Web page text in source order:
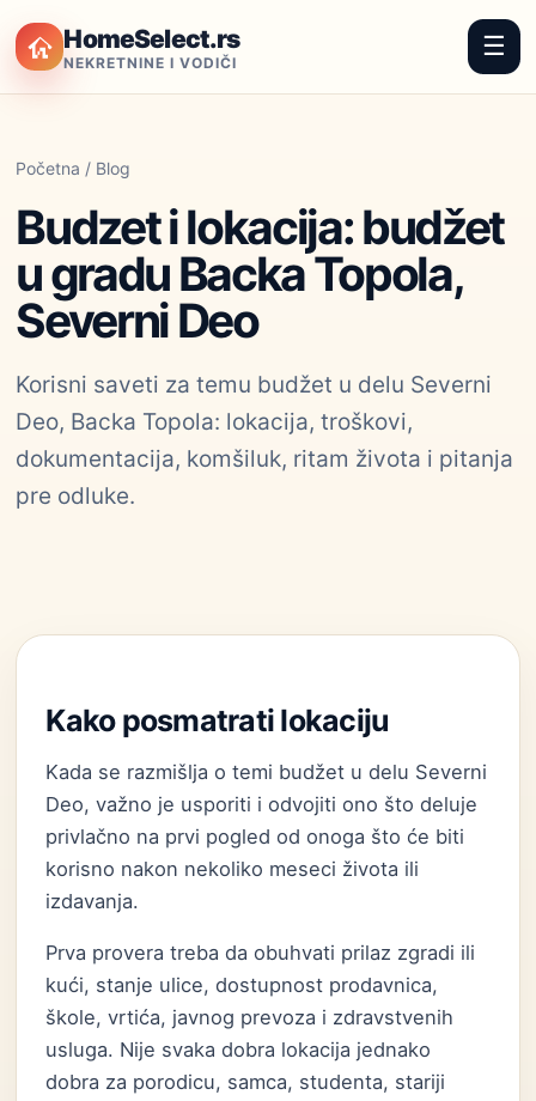
HomeSelect.rs
NEKRETNINE I VODIČI
☰
Početna / Blog
Budzet i lokacija: budžet
u gradu Backa Topola,
Severni Deo
Korisni saveti za temu budžet u delu Severni
Deo, Backa Topola: lokacija, troškovi,
dokumentacija, komšiluk, ritam života i pitanja
pre odluke.
Kako posmatrati lokaciju
Kada se razmišlja o temi budžet u delu Severni
Deo, važno je usporiti i odvojiti ono što deluje
privlačno na prvi pogled od onoga što će biti
korisno nakon nekoliko meseci života ili
izdavanja.
Prva provera treba da obuhvati prilaz zgradi ili
kući, stanje ulice, dostupnost prodavnica,
škole, vrtića, javnog prevoza i zdravstvenih
usluga. Nije svaka dobra lokacija jednako
dobra za porodicu, samca, studenta, stariji